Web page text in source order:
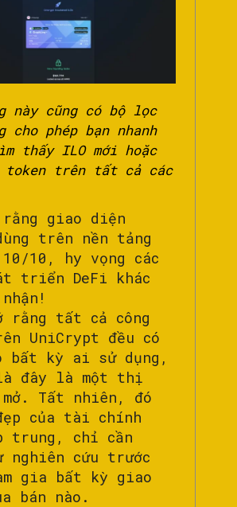
này cũng có bộ lọc
cho phép bạn nhanh
thấy ILO mới hoặc
token trên tất cả các
rằng giao diện
trên nền tảng
10, hy vọng các
triển DeFi khác
rằng tất cả công
UniCrypt đều có
bất kỳ ai sử dụng,
đây là một thị
Tất nhiên, đó
của tài chính
trung, chỉ cần
nghiên cứu trước
gia bất kỳ giao
bán nào.